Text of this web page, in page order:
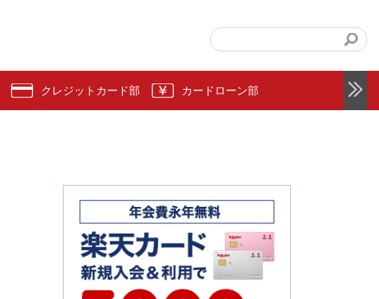
クレジットカード部 カードローン部